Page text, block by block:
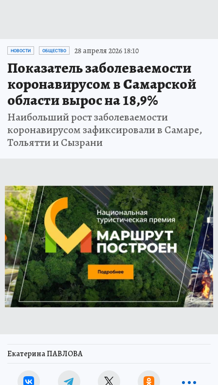
НОВОСТИ ОБЩЕСТВО 28 апреля 2026 18:10
Показатель заболеваемости
коронавирусом в Самарской
области вырос на 18,9%
Наибольший рост заболеваемости
коронавирусом зафиксировали в Самаре,
Тольятти и Сызрани
Екатерина ПАВЛОВА